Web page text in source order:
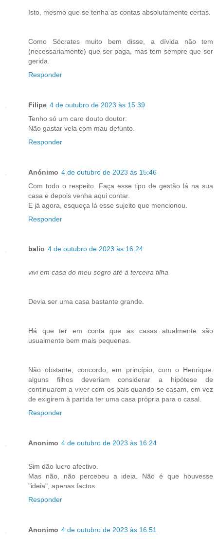
Isto, mesmo que se tenha as contas absolutamente certas.
Como Sócrates muito bem disse, a dívida não tem
(necessariamente) que ser paga, mas tem sempre que ser
gerida.
Responder
Filipe 4 de outubro de 2023 às 15:39
Tenho só um caro douto doutor:
Não gastar vela com mau defunto.
Responder
Anónimo 4 de outubro de 2023 às 15:46
Com todo o respeito. Faça esse tipo de gestão lá na sua
casa e depois venha aqui contar.
E já agora, esqueça lá esse sujeito que mencionou.
Responder
balio 4 de outubro de 2023 às 16:24
vivi em casa do meu sogro até à terceira filha
Devia ser uma casa bastante grande.
Há que ter em conta que as casas atualmente são
usualmente bem mais pequenas.
Não obstante, concordo, em princípio, com o Henrique:
alguns filhos deveriam considerar a hipótese de
continuarem a viver com os pais quando se casam, em vez
de exigirem à partida ter uma casa própria para o casal.
Responder
Anonimo 4 de outubro de 2023 às 16:24
Sim dão lucro afectivo.
Mas não, não percebeu a ideia. Não é que houvesse
"ideia", apenas factos.
Responder
Anonimo 4 de outubro de 2023 às 16:51